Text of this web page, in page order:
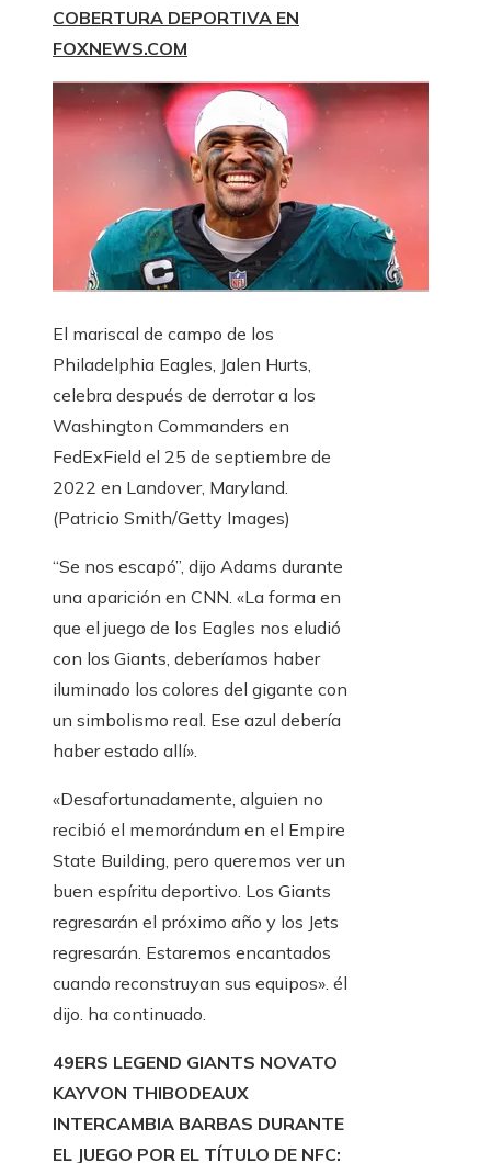
COBERTURA DEPORTIVA EN
FOXNEWS.COM
El mariscal de campo de los
Philadelphia Eagles, Jalen Hurts,
celebra después de derrotar a los
Washington Commanders en
FedExField el 25 de septiembre de
2022 en Landover, Maryland.
(Patricio Smith/Getty Images)
“Se nos escapó”, dijo Adams durante
una aparición en CNN. «La forma en
que el juego de los Eagles nos eludió
con los Giants, deberíamos haber
iluminado los colores del gigante con
un simbolismo real. Ese azul debería
haber estado allí».
«Desafortunadamente, alguien no
recibió el memorándum en el Empire
State Building, pero queremos ver un
buen espíritu deportivo. Los Giants
regresarán el próximo año y los Jets
regresarán. Estaremos encantados
cuando reconstruyan sus equipos». él
dijo. ha continuado.
49ERS LEGEND GIANTS NOVATO
KAYVON THIBODEAUX
INTERCAMBIA BARBAS DURANTE
EL JUEGO POR EL TÍTULO DE NFC: